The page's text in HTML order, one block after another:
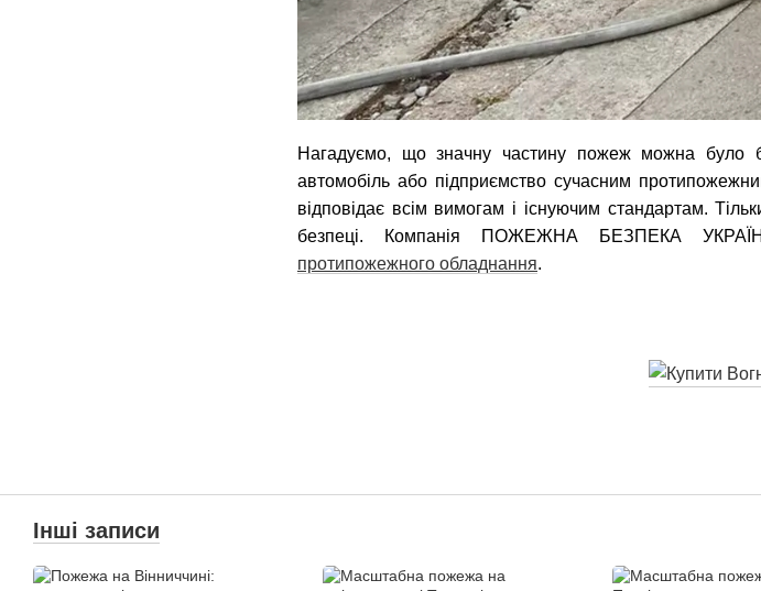
Нагадуємо, що значну частину пожеж можна було б
автомобіль або підприємство сучасним
відповідає всім вимогам і існуючим стандартам.
безпеці. Компанія ПОЖЕЖНА БЕЗПЕКА
протипожежного обладнання.
Інші записи